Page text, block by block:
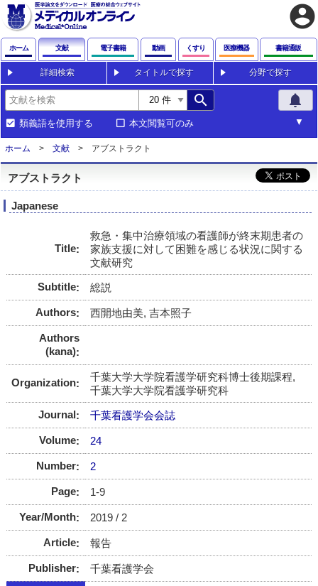
account_circle
ホーム 文献 電子書籍 動画 くすり 医療機器 書籍通販
詳細検索 タイトルで探す 分野で探す
search notifications
類義語を使用する 本文閲覧可のみ
ホーム 文献 アブストラクト
アブストラクト
Japanese
Title
救急・集中治療領域の看護師が終末期患者の
家族支援に対して困難を感じる状況に関する
文献研究
Subtitle
総説
Authors 西開地由美, 吉本照子
Authors
(kana)
Organization
千葉大学大学院看護学研究科博士後期課程,
千葉大学大学院看護学研究科
Journal
千葉看護学会会誌
Volume 24
Number 2
Page 1-9
Year/Month 2019 / 2
Article 報告
Publisher 千葉看護学会